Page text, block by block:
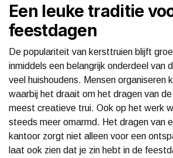
Een leuke traditie
feestdagen
De populariteit van kersttruien blijft
inmiddels een belangrijk onderdeel van
veel huishoudens. Mensen organiseren
waarbij het draait om het dragen van
meest creatieve trui. Ook op het werk
steeds meer omarmd. Het dragen van
kantoor zorgt niet alleen voor een
laat ook zien dat je zin hebt in de